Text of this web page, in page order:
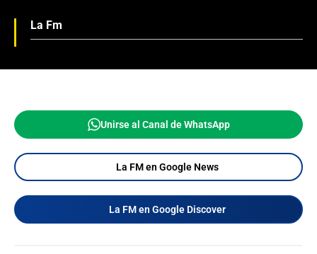
La Fm
Unirse al Canal de WhatsApp
La FM en Google News
La FM en Google Discover